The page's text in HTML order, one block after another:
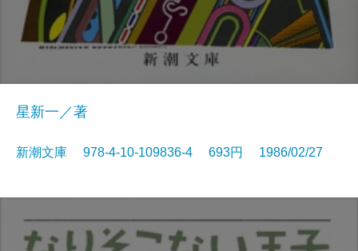
星新一／著
新潮文庫 978-4-10-109836-4 693円 1986/02/27